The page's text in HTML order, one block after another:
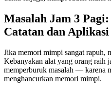
Masalah Jam 3
Catatan dan Aplikasi
Jika memori mimpi sangat rapuh,
Kebanyakan alat yang orang raih
memperburuk masalah — karena
menghancurkan memori mimpi.